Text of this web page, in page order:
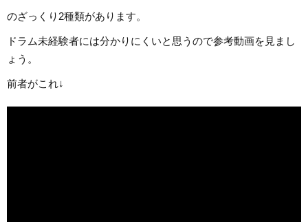
のざっくり2種類があります。
ドラム未経験者には分かりにくいと思うので参考動画を見まし
ょう。
前者がこれ↓